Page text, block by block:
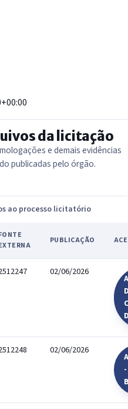
da licitação
e demais evidências
publicadas pelo órgão.
ao processo licitatório
PUBLICAÇÃO
02/06/2026
02/06/2026